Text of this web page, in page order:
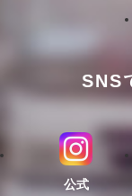
SNS
公式